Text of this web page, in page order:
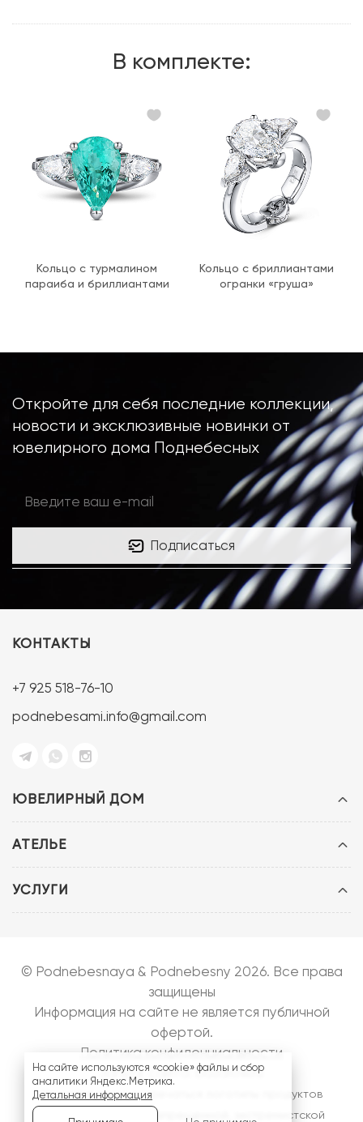
В комплекте:
Кольцо с турмалином
параиба и бриллиантами
Кольцо с бриллиантами
огранки «груша»
Откройте для себя последние коллекции,
новости и эксклюзивные новинки от
ювелирного дома Поднебесных
Подписаться
ЮВЕЛИРНЫЙ ДОМ
АТЕЛЬЕ
УСЛУГИ
КОНТАКТЫ
+7 925 518-76-10
podnebesami.info@gmail.com
© Podnebesnaya & Podnebesny 2026. Все права
защищены
Информация на сайте не является публичной
офертой.
Политика конфиденциальности
Запуск сайта:bazarow.ru
На сайте могут встречаться логотипы продуктов
компании
- запрещенной, экстремистской
На сайте используются «cookie» файлы и сбор
аналитики Яндекс.Метрика.
Детальная информация